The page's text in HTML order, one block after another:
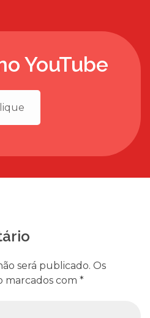
YouTube
será publicado. Os
marcados com *